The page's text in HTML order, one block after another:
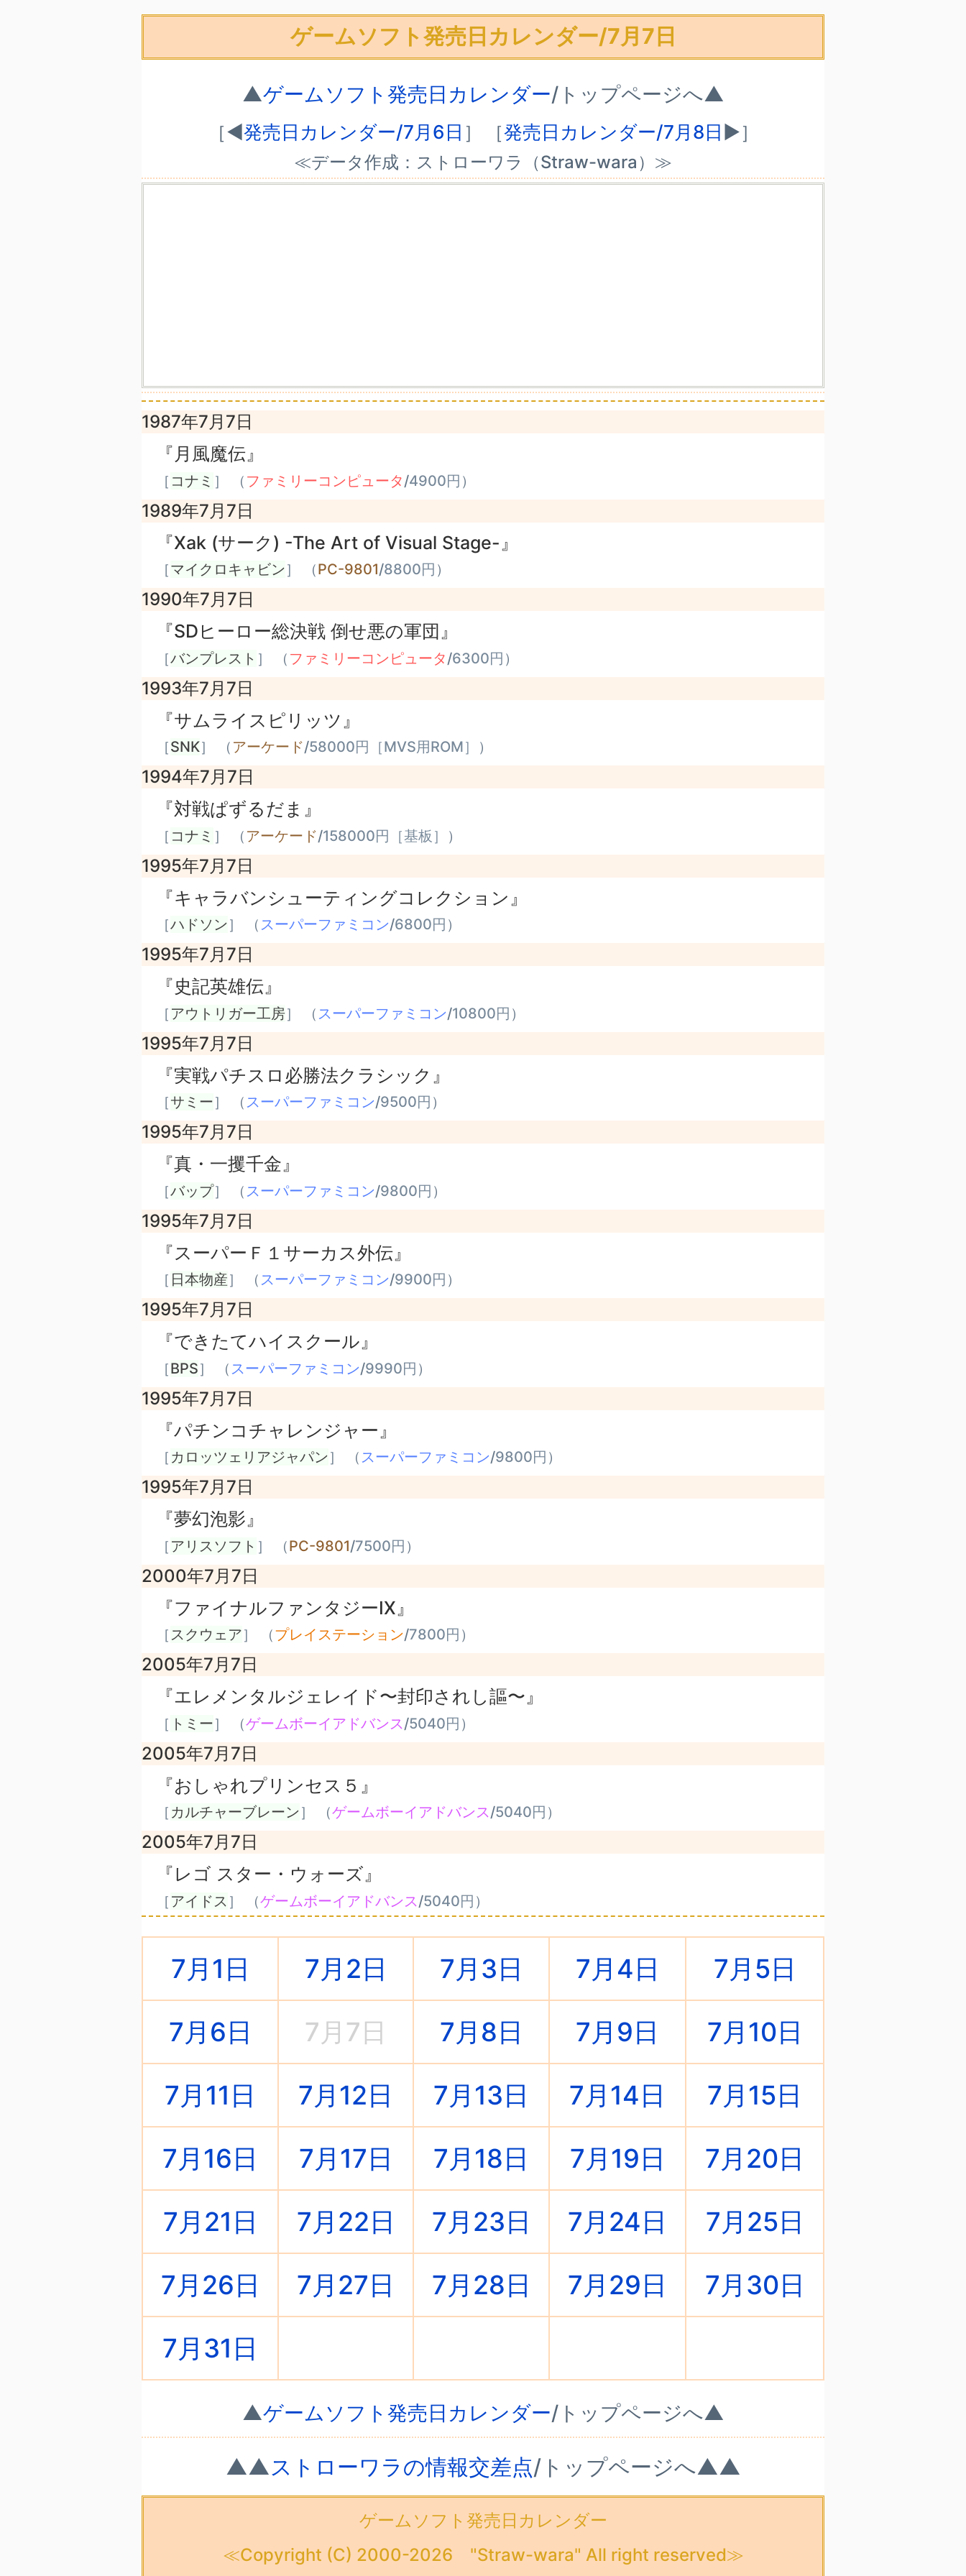
ゲームソフト発売日カレンダー/7月7日
▲ゲームソフト発売日カレンダー/トップページへ▲
［◀発売日カレンダー/7月6日 ］ ［発売日カレンダー/7月8日 ▶］
≪データ作成：ストローワラ（Straw-wara）≫
1987年7月7日
『月風魔伝』
［ コナミ ］ （ ファミリーコンピュータ/4900円 ）
1989年7月7日
『Xak (サーク) -The Art of Visual Stage-』
［マイクロキャビン］ （PC-9801/8800円 ）
1990年7月7日
『SDヒーロー総決戦 倒せ悪の軍団』
［バンプレスト ］ （ ファミリーコンピュータ/6300円 ）
1993年7月7日
『サムライスピリッツ』
［SNK］ （ アーケード/58000円［MVS用ROM］ ）
1994年7月7日
『対戦ぱずるだま』
［ コナミ ］ （ アーケード/158000円［基板］ ）
1995年7月7日
『キャラバンシューティングコレクション』
［ハドソン］ （スーパーファミコン/6800円 ）
1995年7月7日
『史記英雄伝』
［ アウトリガー工房］ （ スーパーファミコン/10800円 ）
1995年7月7日
『実戦パチスロ必勝法クラシック』
［サミー］ （スーパーファミコン/9500円 ）
1995年7月7日
『真・一攫千金』
［バップ］ （ スーパーファミコン/9800円 ）
1995年7月7日
『スーパーＦ１サーカス外伝』
［ 日本物産］ （スーパーファミコン/9900円 ）
1995年7月7日
『できたてハイスクール』
［BPS］ （ スーパーファミコン/9990円 ）
1995年7月7日
『パチンコチャレンジャー』
［ カロッツェリアジャパン］ （スーパーファミコン/9800円 ）
1995年7月7日
『夢幻泡影』
［ アリスソフト ］ （PC-9801/7500円 ）
2000年7月7日
『ファイナルファンタジーIX』
［スクウェア］ （プレイステーション/7800円 ）
2005年7月7日
『エレメンタルジェレイド〜封印されし謳〜』
［ トミー］ （ゲームボーイアドバンス/5040円 ）
2005年7月7日
『おしゃれプリンセス５』
［ カルチャーブレーン］ （ゲームボーイアドバンス/5040円 ）
2005年7月7日
『レゴ スター・ウォーズ』
［ アイドス ］ （ゲームボーイアドバンス/5040円 ）
7月1日 7月2日 7月3日 7月4日
7月5日
7月6日
7月7日 7月8日 7月9日
7月10日
7月11日
7月12日 7月13日 7月14日
7月15日
7月16日
7月17日 7月18日 7月19日
7月20日
7月21日
7月22日 7月23日 7月24日
7月25日
7月26日
7月27日 7月28日 7月29日
7月30日
7月31日
▲ゲームソフト発売日カレンダー/トップページへ▲
▲▲ストローワラの情報交差点/トップページへ▲▲
ゲームソフト発売日カレンダー
≪Copyright (C) 2000-2026 "Straw-wara" All right reserved≫